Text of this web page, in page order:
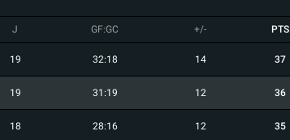
J GF:GC +/- PTS
19 32:18 14 37
19 31:19 12 36
18 28:16 12 35